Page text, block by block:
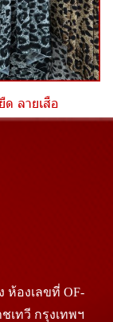
ด ลายเสือ
ห้องเลขที่ OF-
เทวี กรุงเทพฯ